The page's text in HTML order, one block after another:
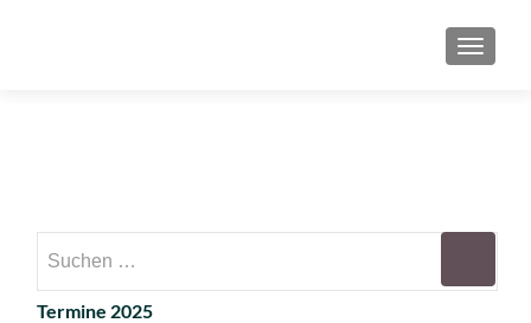
nach:
Termine 2025